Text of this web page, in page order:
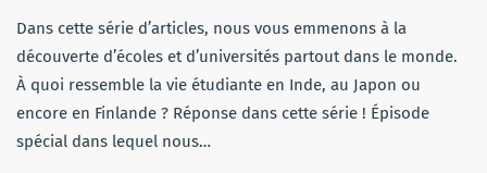
Dans cette série d’articles, nous vous emmenons à la
découverte d’écoles et d’universités partout dans le monde.
À quoi ressemble la vie étudiante en Inde, au Japon ou
encore en Finlande ? Réponse dans cette série ! Épisode
spécial dans lequel nous…